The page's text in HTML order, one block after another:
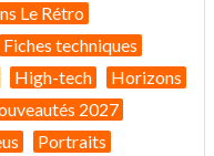
Le Rétro
Fiches techniques
High-tech
Horizons
2027
Portraits